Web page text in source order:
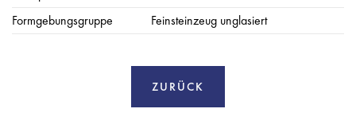
Formgebungsgruppe
Feinsteinzeug unglasiert
ZURÜCK